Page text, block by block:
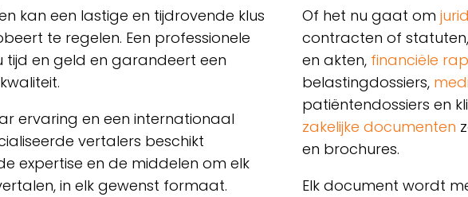
kan een lastige en tijdrovende klus
te regelen. Een professionele
en geld en garandeert een
ervaring en een internationaal
vertalers beschikt
expertise en de middelen om elk
in elk gewenst formaat.
Of het nu gaat om
contracten of
en akten, financiële
belastingdossiers,
patiëntendossiers en
zakelijke documenten
en brochures.
Elk document wordt